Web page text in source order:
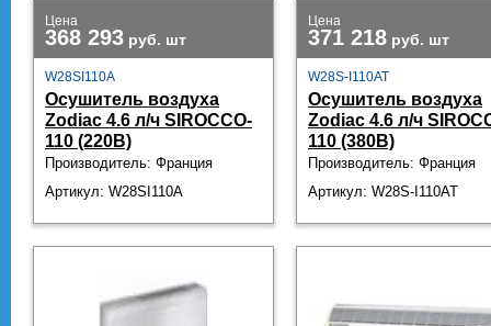
Цена
368 293 руб. шт
W28SI110A
Осушитель воздуха
Zodiac 4.6 л/ч SIROCCO-
110 (220В)
Производитель: Франция
Артикул: W28SI110A
Цена
371 218 руб. шт
W28S-I110AT
Осушитель воздуха
Zodiac 4.6 л/ч
110 (380В)
Производитель: Франция
Артикул: W28S-I110AT